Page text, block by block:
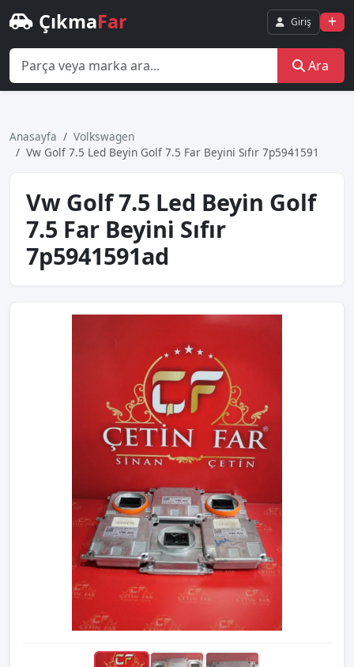
ÇıkmaFar Giriş
Ara
Anasayfa
Volkswagen
Vw Golf 7.5 Led Beyi̇n Golf 7.5 Far Beyi̇ni̇ Sıfır 7p5941591
Vw Golf 7.5 Led Beyi̇n Golf
7.5 Far Beyi̇ni̇ Sıfır
7p5941591ad